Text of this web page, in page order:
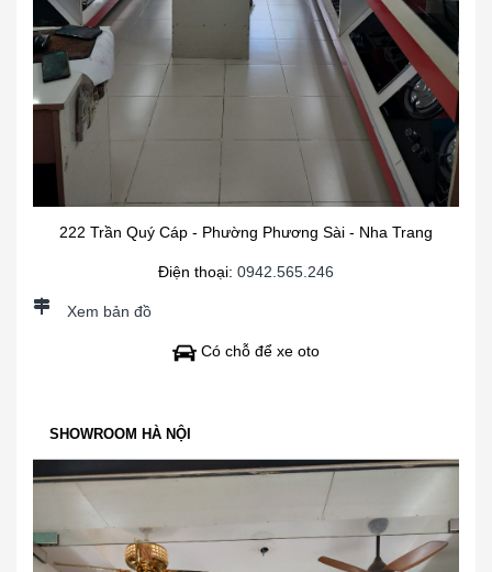
222 Trần Quý Cáp - Phường Phương Sài - Nha Trang
Điện thoại: 0942.565.246
Xem bản đồ
Có chỗ để xe oto
SHOWROOM HÀ NỘI